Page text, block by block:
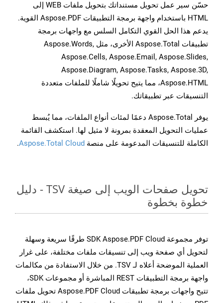
حسّن سير عمل تحويل مستنداتك بتحويل ملفات WEB إلى
HTML باستخدام واجهة برمجة التطبيقات Aspose.PDF القوية.
يدعم هذا الحل القوي التكامل السلس مع واجهات برمجة
تطبيقات Aspose.Total الأخرى، مثل Aspose.Words,
Aspose.Cells, Aspose.Email, Aspose.Slides,
Aspose.Diagram, Aspose.Tasks, Aspose.3D,
Aspose.HTML، مما يتيح تحويلًا شاملًا للملفات متعددة
التنسيقات عبر تطبيقاتك.
يوفر Aspose.Total دعمًا لمئات أنواع الملفات، مما يُبسط
عمليات التحويل المعقدة بمرونة لا مثيل لها. استكشف القائمة
الكاملة للتنسيقات المدعومة على منصة Aspose.Total Cloud
.
تحويل صفحات الويب إلى صيغة TSV - دليل
خطوة بخطوة
توفر مجموعة SDK Aspose.PDF Cloud طرقًا سريعة وسهلة
لتحويل أي صفحة ويب إلى تنسيقات ملفات مختلفة، على غرار
العملية الموضحة أعلاه لـ TSV. من خلال الاستفادة من مكالمات
واجهة برمجة التطبيقات REST المباشرة أو مجموعات SDK،
تتيح واجهات برمجة تطبيقات Aspose.PDF Cloud تحويل ملفات